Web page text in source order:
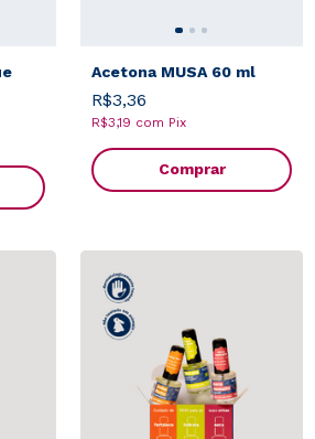
Acetona MUSA 60 ml
R$3,36
R$3,19 com Pix
Comprar